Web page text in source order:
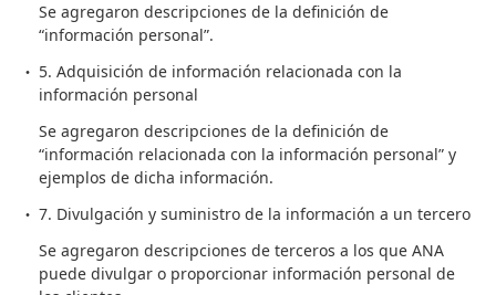
Se agregaron descripciones de la definición de
“información personal”.
5. Adquisición de información relacionada con la
información personal
Se agregaron descripciones de la definición de
“información relacionada con la información personal” y
ejemplos de dicha información.
7. Divulgación y suministro de la información a un tercero
Se agregaron descripciones de terceros a los que ANA
puede divulgar o proporcionar información personal de